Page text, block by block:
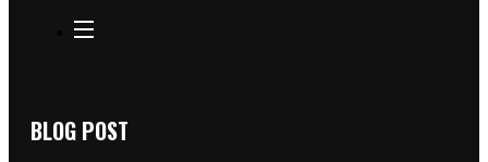
BLOG POST